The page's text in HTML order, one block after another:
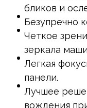
бликов и
Безупречно
Четкое
зеркала
Легкая
панели.
Лучшее
вождения